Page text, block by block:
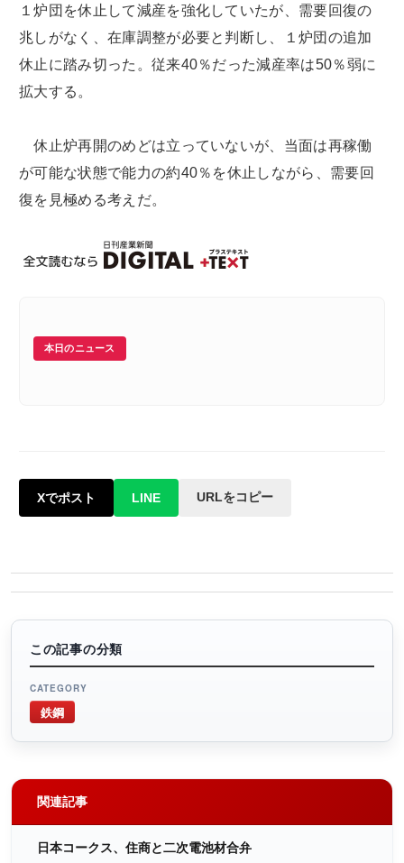
１炉団を休止して減産を強化していたが、需要回復の
兆しがなく、在庫調整が必要と判断し、１炉団の追加
休止に踏み切った。従来40％だった減産率は50％弱に
拡大する。
休止炉再開のめどは立っていないが、当面は再稼働
が可能な状態で能力の約40％を休止しながら、需要回
復を見極める考えだ。
本日のニュース
Xでポスト LINE URLをコピー
この記事の分類
CATEGORY
鉄鋼
関連記事
日本コークス、住商と二次電池材合弁